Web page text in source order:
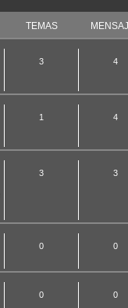
TEMAS
3 4
1 4
3 3
0 0
0 0